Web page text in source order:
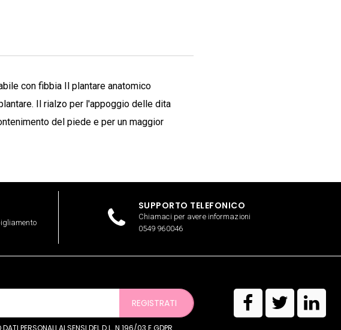
con fibbia Il plantare anatomico
Il rialzo per l'appoggio delle dita
del piede e per un maggior
SUPPORTO TELEFONICO
Chiamaci per avere informazioni
0549 960046
REGISTRATI
PERSONALI AI SENSI DEL D.L. N.196/03 E GDPR